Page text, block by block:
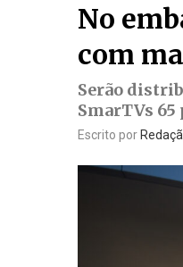
No
com
Serão
SmarTVs
Escrito por